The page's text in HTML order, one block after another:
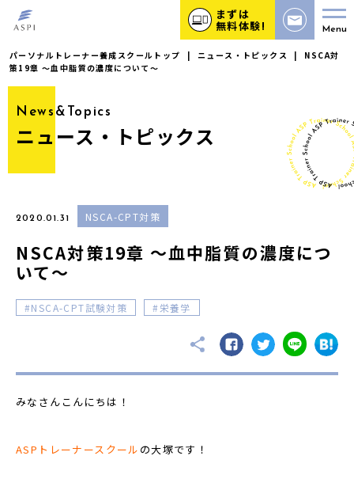
まずは
無料体験! Menu
パーソナルトレーナー養成スクールトップ | ニュース・トピックス |
NSCA対
策19章 〜血中脂質の濃度について〜
News&Topics
ニュース・トピックス
2020.01.31 NSCA-CPT対策
NSCA対策19章 〜血中脂質の濃度につ
いて〜
NSCA-CPT試験対策 栄養学
みなさんこんにちは！
ASPトレーナースクール の大塚です！